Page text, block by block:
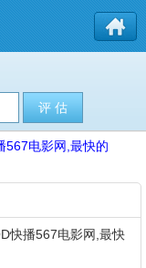
567电影网,最快的
快播567电影网,最快